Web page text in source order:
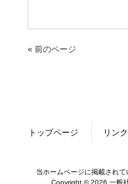
« 前のページ
トップページ リンク
当ホームページに掲載され
Copyright © 2026 一般